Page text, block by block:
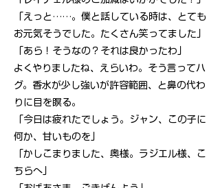
「えっと……。僕と話している時は、とても
お元気そうでした。たくさん笑ってました」
「あら！そうなの？それは良かったわ」
よくやりましたね、えらいわ。そう言ってハ
グ。香水が少し強いが許容範囲、と鼻の代わ
りに目を瞑る。
「今日は疲れたでしょう。ジャン、この子に
何か、甘いものを」
「かしこまりました、奥様。ラジエル様、こ
ちらへ」